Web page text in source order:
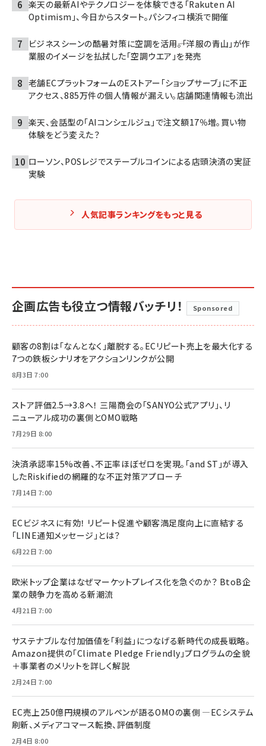
楽天の最新AIやテクノロジーを体験できる「Rakuten AI
Optimism」、今日からスタート。パシフィコ横浜で開催
ビジネスシーンの酷暑対策に空調を活用――。「洋服の青山」が作
業服のイメージを払拭した「空調ウエア」を発売
老舗ECプラットフォームのEストアー「ショップサーブ」に不正
アクセス、885万件の個人情報が漏えい。店舗関連情報も流出
楽天、会話型の「AIコンシェルジュ」で注文額17％増。買い物
体験をどう変えた？
ローソン、POSレジでステーブルコインによる店頭決済の実証
実験
人気記事ランキングをもっと見る
企画広告も役立つ情報バッチリ！ Sponsored
顧客の8割は「なんとなく」離脱する。ECリピート売上を最大化する
7つの鉄板シナリオをアクションリンクが公開
8月3日 7:00
ストア評価2.5→3.8へ！ 三陽商会の「SANYO公式アプリ」、リ
ニューアル成功の裏側とOMO戦略
7月29日 8:00
決済承認率15%改善、不正率ほぼゼロを実現。「and ST」が導入
したRiskifiedの網羅的な不正対策アプローチ
7月14日 7:00
ECビジネスに有効！ リピート促進や顧客満足度向上に直結する
「LINE通知メッセージ」とは？
6月22日 7:00
欧米トップ企業はなぜマーケットプレイス化を急ぐのか？ BtoB企
業の競争力を高める新潮流
4月21日 7:00
サステナブルな付加価値を「利益」につなげる新時代の成長戦略。
Amazon提供の「Climate Pledge Friendly」プログラムの全貌
＋事業者のメリットを詳しく解説
2月24日 7:00
EC売上250億円規模のアルペンが語るOMOの裏側 ―ECシステム
刷新、メディアコマース転換、評価制度
2月4日 8:00